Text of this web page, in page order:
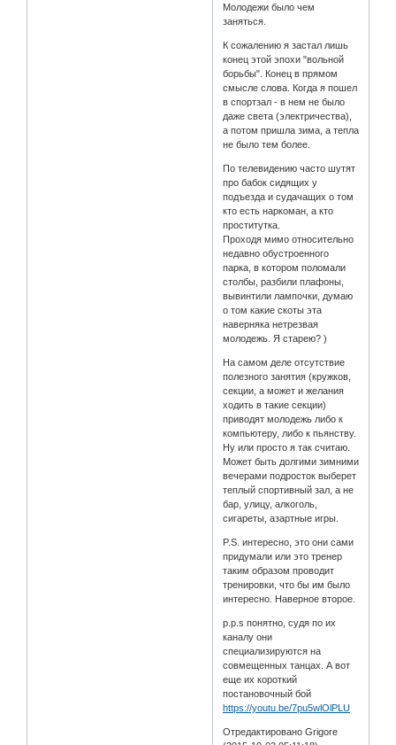
Молодежи было чем
заняться.
К сожалению я застал лишь
конец этой эпохи "вольной
борьбы". Конец в прямом
смысле слова. Когда я пошел
в спортзал - в нем не было
даже света (электричества),
а потом пришла зима, а тепла
не было тем более.
По телевидению часто шутят
про бабок сидящих у
подъезда и судачащих о том
кто есть наркоман, а кто
проститутка.
Проходя мимо относительно
недавно обустроенного
парка, в котором поломали
столбы, разбили плафоны,
вывинтили лампочки, думаю
о том какие скоты эта
наверняка нетрезвая
молодежь. Я старею? )
На самом деле отсутствие
полезного занятия (кружков,
секции, а может и желания
ходить в такие секции)
приводят молодежь либо к
компьютеру, либо к пьянству.
Ну или просто я так считаю.
Может быть долгими зимними
вечерами подросток выберет
теплый спортивный зал, а не
бар, улицу, алкоголь,
сигареты, азартные игры.
P.S. интересно, это они сами
придумали или это тренер
таким образом проводит
тренировки, что бы им было
интересно. Наверное второе.
p.p.s понятно, судя по их
каналу они
специализируются на
совмещенных танцах. А вот
еще их короткий
постановочный бой
https://youtu.be/7pu5wlOlPLU
Отредактировано Grigore